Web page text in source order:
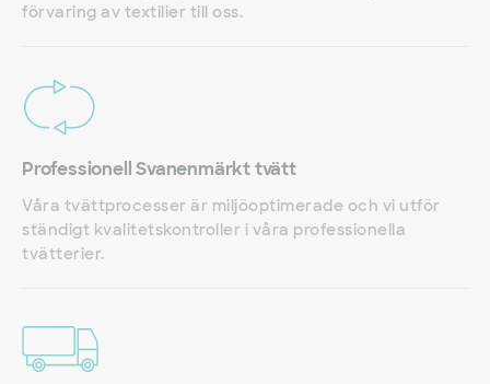
förvaring av textilier till oss.
Professionell Svanenmärkt tvätt
Våra tvättprocesser är miljöoptimerade och vi utför
ständigt kvalitetskontroller i våra professionella
tvätterier.